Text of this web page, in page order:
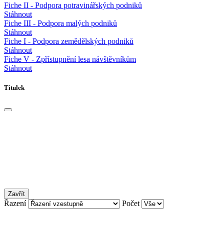
Fiche II - Podpora potravinářských podniků
Stáhnout
Fiche III - Podpora malých podniků
Stáhnout
Fiche I - Podpora zemědělských podniků
Stáhnout
Fiche V - Zpřístupnění lesa návštěvníkům
Stáhnout
Titulek
Zavřít
Řazení Počet